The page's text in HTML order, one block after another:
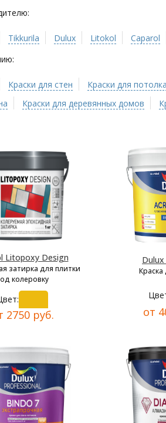
Tikkurila Dulux Litokol Caparol
Краски для стен Краски для потолка
Краски для деревянных домов
Litopoxy Design
затирка для плитки
колеровку
2750 руб.
Краска
от